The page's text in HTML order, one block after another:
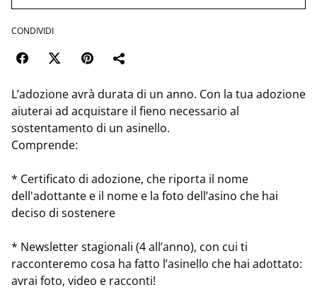
CONDIVIDI
L’adozione avrà durata di un anno. Con la tua adozione
aiuterai ad acquistare il fieno necessario al
sostentamento di un asinello.
Comprende:
* Certificato di adozione, che riporta il nome
dell'adottante e il nome e la foto dell’asino che hai
deciso di sostenere
* Newsletter stagionali (4 all’anno), con cui ti
racconteremo cosa ha fatto l’asinello che hai adottato:
avrai foto, video e racconti!